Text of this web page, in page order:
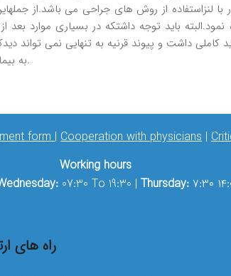
لنزاستفاده از روش های جراحی می باشد.از
بايد توجه داشتکه در بسياری موارد بعد
داشت و پيوند قرنيه به تنهايی نمی تواند
به بيمار بدهد.
form| Cooperation with physicians |
Working hours
07:30 To 19:30 | Thursday:
راه های